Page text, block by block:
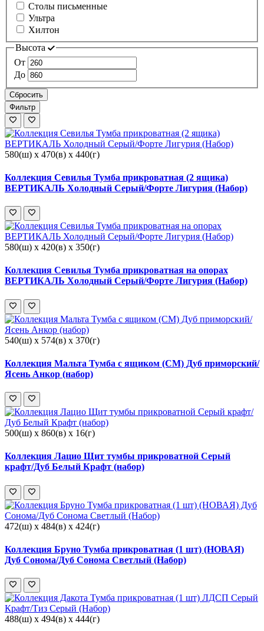
Столы письменные
Ультра
Хилтон
Высота
От
До
Сбросить
Фильтр
580(ш) x 470(в) x 440(г)
Коллекция Севилья Тумба прикроватная (2 ящика)
ВЕРТИКАЛЬ Холодный Серый/Форте Лигурия (Набор)
580(ш) x 420(в) x 350(г)
Коллекция Севилья Тумба прикроватная на опорах
ВЕРТИКАЛЬ Холодный Серый/Форте Лигурия (Набор)
540(ш) x 574(в) x 370(г)
Коллекция Мальта Тумба с ящиком (СМ) Дуб приморский/
Ясень Анкор (набор)
500(ш) x 860(в) x 16(г)
Коллекция Лацио Щит тумбы прикроватной Серый
крафт/Дуб Белый Крафт (набор)
472(ш) x 484(в) x 424(г)
Коллекция Бруно Тумба прикроватная (1 шт) (НОВАЯ)
Дуб Сонома/Дуб Сонома Светлый (Набор)
488(ш) x 494(в) x 444(г)